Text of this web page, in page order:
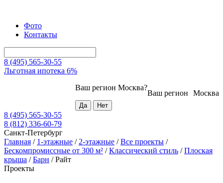
Фото
Контакты
8 (495) 565-30-55
Льготная ипотека 6%
Москва
Ваш регион
Ваш регион Москва?
8 (495) 565-30-55
8 (812) 336-60-79
Санкт-Петербург
Главная / 1-этажные / 2-этажные /Все проекты /
Бескомпромиссные от 300 м² /Классический стиль /Плоская
крыша /Барн /Райт
Проекты